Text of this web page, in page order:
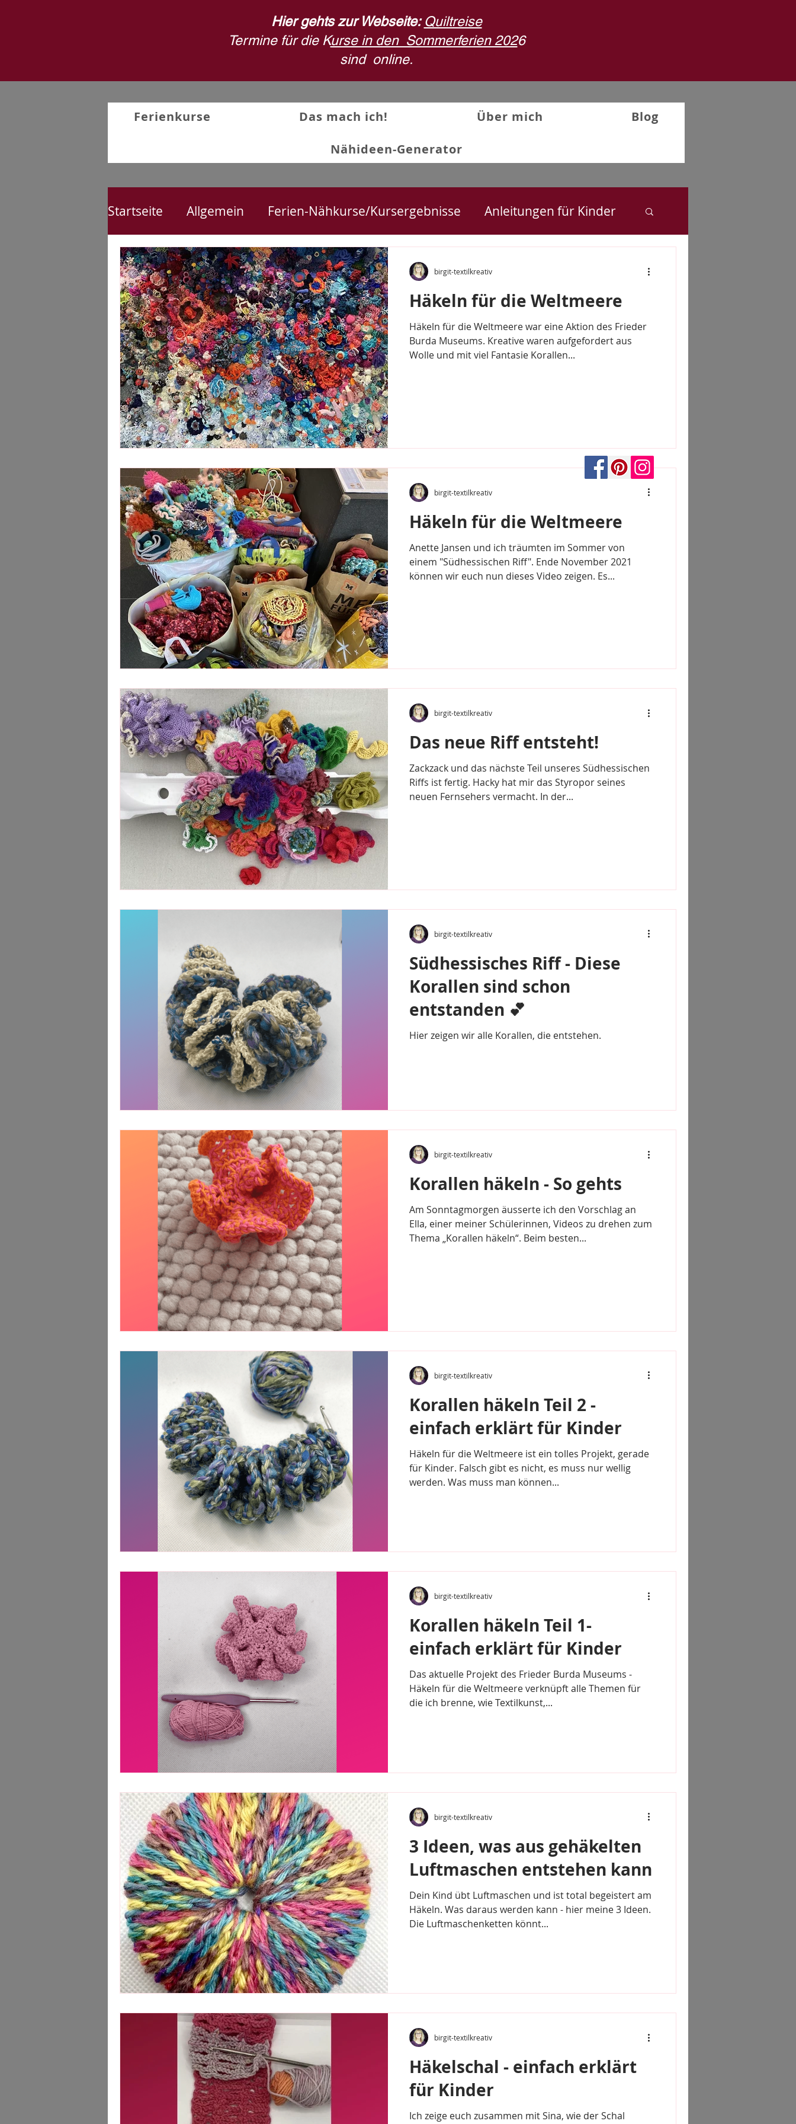
Hier gehts zur Webseite:Quiltreise
Termine für die Kurse in den Sommerferien 2026
sind online.
Ferienkurse Das mach ich! Über mich Blog
Nähideen-Generator
Startseite Allgemein Ferien-Nähkurse/Kursergebnisse Anleitungen für Kinder
Nähen Kreativprojekte Textilkunst und Quilts
Häkeln für die Weltmeere
Häkeln für die Weltmeere war eine Aktion des Frieder
Burda Museums. Kreative waren aufgefordert aus
Wolle und mit viel Fantasie Korallen...
birgit-textilkreativ
Häkeln für die Weltmeere
Anette Jansen und ich träumten im Sommer von
einem "Südhessischen Riff". Ende November 2021
können wir euch nun dieses Video zeigen. Es...
birgit-textilkreativ
Das neue Riff entsteht!
Zackzack und das nächste Teil unseres Südhessischen
Riffs ist fertig. Hacky hat mir das Styropor seines
neuen Fernsehers vermacht. In der...
birgit-textilkreativ
Südhessisches Riff - Diese
Korallen sind schon
entstanden 💕
Hier zeigen wir alle Korallen, die entstehen.
birgit-textilkreativ
Korallen häkeln - So gehts
Am Sonntagmorgen äusserte ich den Vorschlag an
Ella, einer meiner Schülerinnen, Videos zu drehen zum
Thema „Korallen häkeln“. Beim besten...
birgit-textilkreativ
Korallen häkeln Teil 2 -
einfach erklärt für Kinder
Häkeln für die Weltmeere ist ein tolles Projekt, gerade
für Kinder. Falsch gibt es nicht, es muss nur wellig
werden. Was muss man können...
birgit-textilkreativ
Korallen häkeln Teil 1-
einfach erklärt für Kinder
Das aktuelle Projekt des Frieder Burda Museums -
Häkeln für die Weltmeere verknüpft alle Themen für
die ich brenne, wie Textilkunst,...
birgit-textilkreativ
3 Ideen, was aus gehäkelten
Luftmaschen entstehen kann
Dein Kind übt Luftmaschen und ist total begeistert am
Häkeln. Was daraus werden kann - hier meine 3 Ideen.
Die Luftmaschenketten könnt...
birgit-textilkreativ
Häkelschal - einfach erklärt
für Kinder
Ich zeige euch zusammen mit Sina, wie der Schal
birgit-textilkreativ